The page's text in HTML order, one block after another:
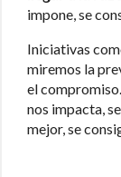
impone, se
Iniciativas
miremos la
el
nos impacta,
mejor, se